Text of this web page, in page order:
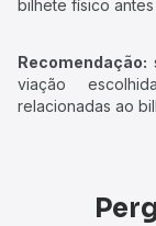
bilhete físico
Recomendação:
viação
relacionadas ao